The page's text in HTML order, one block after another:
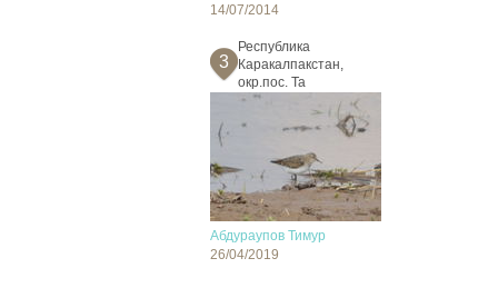
14/07/2014
3
Республика
Каракалпакстан,
окр.пос. Та
Абдураупов Тимур
26/04/2019